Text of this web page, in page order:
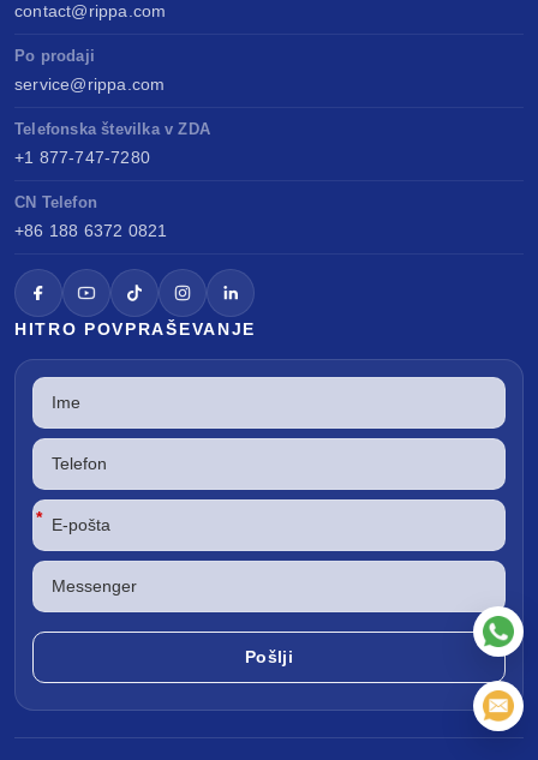
contact@rippa.com
Po prodaji
service@rippa.com
Telefonska številka v ZDA
+1 877-747-7280
CN Telefon
+86 188 6372 0821
HITRO POVPRAŠEVANJE
*